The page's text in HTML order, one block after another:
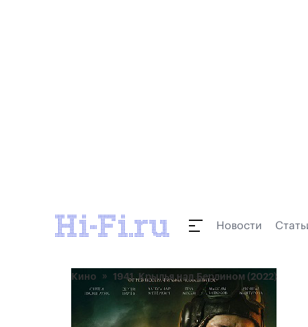
Новости
Кино 1941. Крылья над Берлином (2022)